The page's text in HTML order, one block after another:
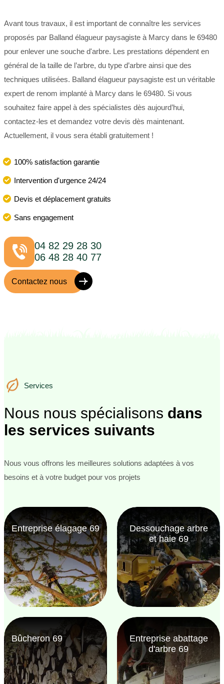
Avant tous travaux, il est important de connaître les services
proposés par Balland élagueur paysagiste à Marcy dans le 69480
pour enlever une souche d'arbre. Les prestations dépendent en
général de la taille de l’arbre, du type d’arbre ainsi que des
techniques utilisées. Balland élagueur paysagiste est un véritable
expert de renom implanté à Marcy dans le 69480. Si vous
souhaitez faire appel à des spécialistes dès aujourd’hui,
contactez-les et demandez votre devis dès maintenant.
Actuellement, il vous sera établi gratuitement !
100% satisfaction garantie
Intervention d'urgence 24/24
Devis et déplacement gratuits
Sans engagement
04 82 29 28 30
06 48 28 40 77
Contactez nous
Services
Services
Nous nous spécialisons dans
les services suivants
Nous vous offrons les meilleures solutions adaptées à vos
besoins et à votre budget pour vos projets
Entreprise élagage 69
Dessouchage arbre
et haie 69
Bûcheron 69
Entreprise abattage
d'arbre 69